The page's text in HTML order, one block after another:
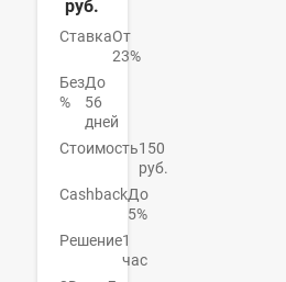
руб.
СтавкаОт
23%
Без
%
До
56
дней
Стоимость150
руб.
CashbackДо
5%
Решение1
час